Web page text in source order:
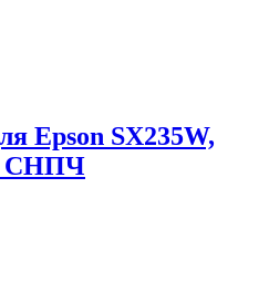
Epson SX235W,
СНПЧ